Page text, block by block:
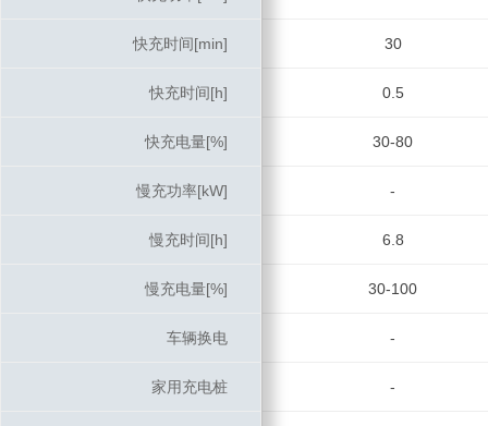
快充时间[min] 30
快充时间[h] 0.5
快充电量[%] 30-80
慢充功率[kW] -
慢充时间[h] 6.8
慢充电量[%] 30-100
车辆换电 -
家用充电桩 -
快充时间[min]
快充时间[h]
快充电量[%]
慢充功率[kW]
慢充时间[h]
慢充电量[%]
车辆换电
家用充电桩